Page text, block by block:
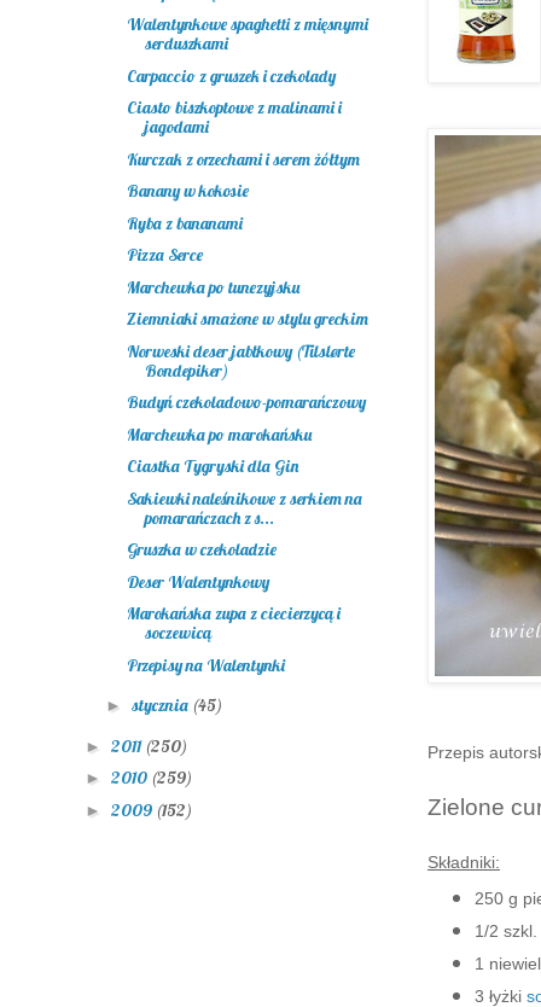
Przepis
Zielone
Składniki:
250 g
1/2
1
3 łyżki
Walentynkowe spaghetti z mięsnymi
serduszkami
Carpaccio z gruszek i czekolady
Ciasto biszkoptowe z malinami i
jagodami
Kurczak z orzechami i serem żółtym
Banany w kokosie
Ryba z bananami
Pizza Serce
Marchewka po tunezyjsku
Ziemniaki smażone w stylu greckim
Norweski deser jabłkowy (Tilslørte
Bondepiker)
Budyń czekoladowo-pomarańczowy
Marchewka po marokańsku
Ciastka Tygryski dla Gin
Sakiewki naleśnikowe z serkiem na
pomarańczach z s...
Gruszka w czekoladzie
Deser Walentynkowy
Marokańska zupa z ciecierzycą i
soczewicą
Przepisy na Walentynki
► stycznia (45)
► 2011 (250)
► 2010 (259)
► 2009 (152)